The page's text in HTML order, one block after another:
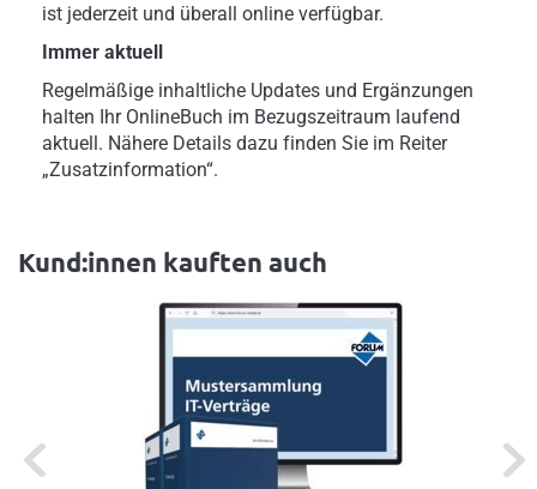
ist jederzeit und überall online verfügbar.
Immer aktuell
Regelmäßige inhaltliche Updates und Ergänzungen
halten Ihr OnlineBuch im Bezugszeitraum laufend
aktuell. Nähere Details dazu finden Sie im Reiter
„Zusatzinformation“.
Kund:innen kauften auch
Previous Next